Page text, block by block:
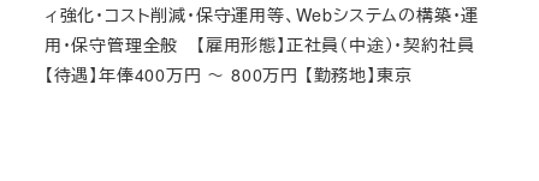
ィ強化・コスト削減・保守運用等、Webシステムの構築・運
用・保守管理全般 【雇用形態】正社員（中途）・契約社員
【待遇】年俸400万円 ～ 800万円 【勤務地】東京